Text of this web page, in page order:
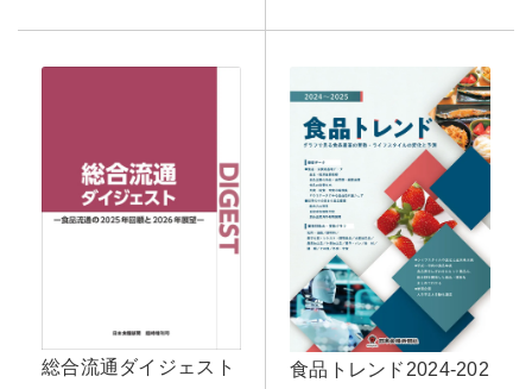
総合流通ダイジェスト
食品トレンド2024-202